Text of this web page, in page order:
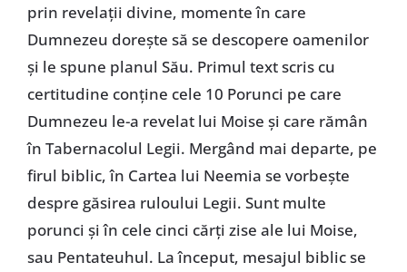
prin revelații divine, momente în care
Dumnezeu dorește să se descopere oamenilor
și le spune planul Său. Primul text scris cu
certitudine conține cele 10 Porunci pe care
Dumnezeu le-a revelat lui Moise și care rămân
în Tabernacolul Legii. Mergând mai departe, pe
firul biblic, în Cartea lui Neemia se vorbește
despre găsirea ruloului Legii. Sunt multe
porunci și în cele cinci cărți zise ale lui Moise,
sau Pentateuhul. La început, mesajul biblic se